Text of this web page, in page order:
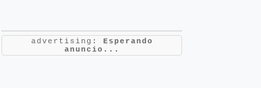
advertising:
Esperando
anuncio...